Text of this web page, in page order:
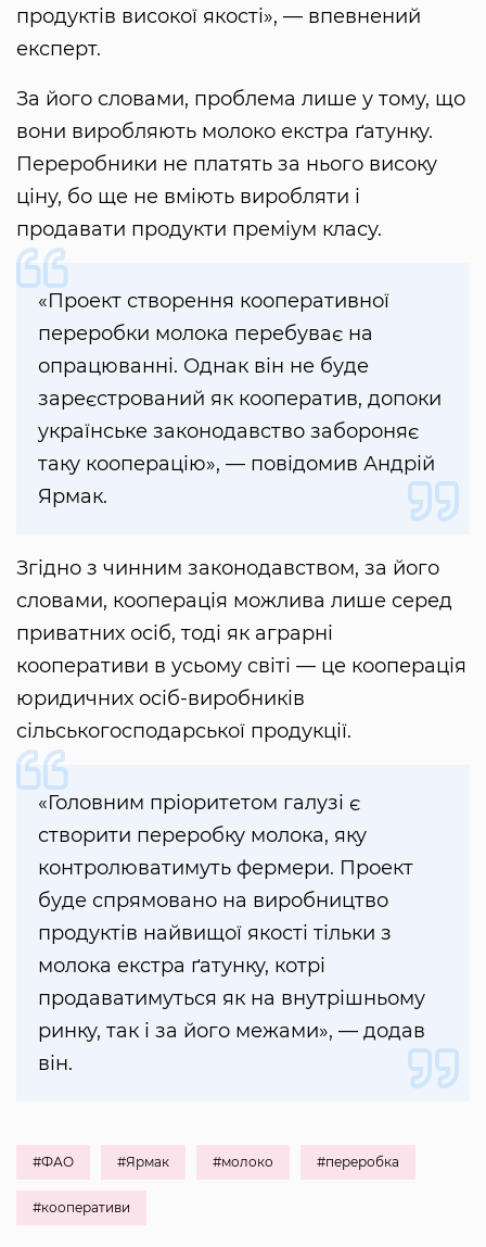
продуктів високої якості», — впевнений
експерт.
За його словами, проблема лише у тому, що
вони виробляють молоко екстра ґатунку.
Переробники не платять за нього високу
ціну, бо ще не вміють виробляти і
продавати продукти преміум класу.
«Проект створення кооперативної
переробки молока перебуває на
опрацюванні. Однак він не буде
зареєстрований як кооператив, допоки
українське законодавство забороняє
таку кооперацію», — повідомив Андрій
Ярмак.
Згідно з чинним законодавством, за його
словами, кооперація можлива лише серед
приватних осіб, тоді як аграрні
кооперативи в усьому світі — це кооперація
юридичних осіб-виробників
сільськогосподарської продукції.
«Головним пріоритетом галузі є
створити переробку молока, яку
контролюватимуть фермери. Проект
буде спрямовано на виробництво
продуктів найвищої якості тільки з
молока екстра ґатунку, котрі
продаватимуться як на внутрішньому
ринку, так і за його межами», — додав
він.
#ФАО #Ярмак #молоко #переробка
#кооперативи